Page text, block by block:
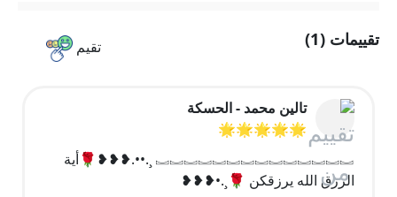
تقيم تقييمات (1)
تالين محمد - الحسكة
🌟🌟🌟🌟🌟
︗︗︗︗︗︗︗︗︗︗︗︗︗︗ ¸.••.❥❥❥🌹أية
الرزق الله يرزقكن 🌹¸.•❥❥❥